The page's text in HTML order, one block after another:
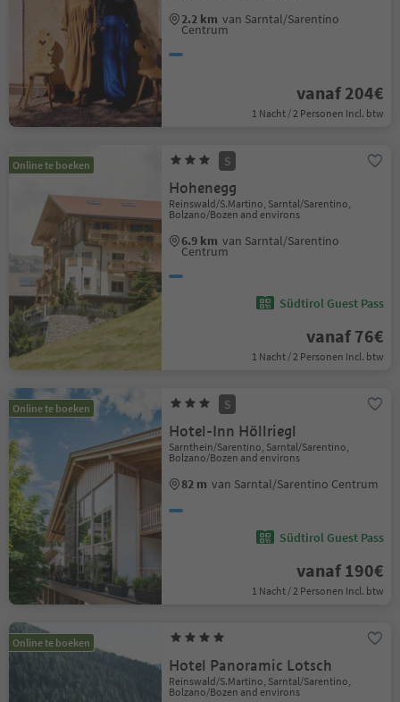
2.2 km van Sarntal/Sarentino
Centrum
vanaf 204€
1 Nacht / 2 Personen Incl. btw
Online te boeken S
Hohenegg
Reinswald/S.Martino, Sarntal/Sarentino,
Bolzano/Bozen and environs
6.9 km van Sarntal/Sarentino
Centrum
Südtirol Guest Pass
vanaf 76€
1 Nacht / 2 Personen Incl. btw
Online te boeken S
Hotel-Inn Höllriegl
Sarnthein/Sarentino, Sarntal/Sarentino,
Bolzano/Bozen and environs
82 m van Sarntal/Sarentino Centrum
Südtirol Guest Pass
vanaf 190€
1 Nacht / 2 Personen Incl. btw
Online te boeken
Hotel Panoramic Lotsch
Reinswald/S.Martino, Sarntal/Sarentino,
Bolzano/Bozen and environs